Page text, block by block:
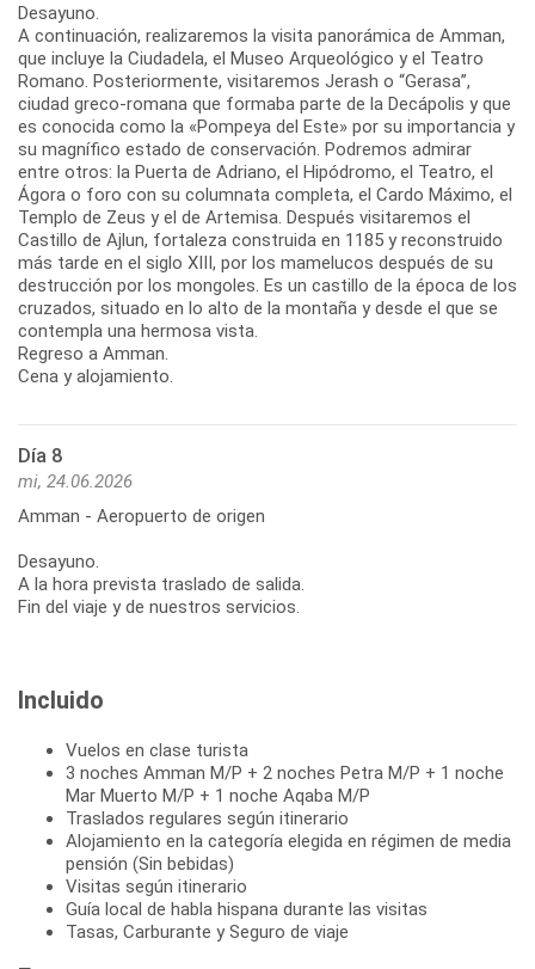
Desayuno.
A continuación, realizaremos la visita panorámica de Amman,
que incluye la Ciudadela, el Museo Arqueológico y el Teatro
Romano. Posteriormente, visitaremos Jerash o “Gerasa”,
ciudad greco-romana que formaba parte de la Decápolis y que
es conocida como la «Pompeya del Este» por su importancia y
su magnífico estado de conservación. Podremos admirar
entre otros: la Puerta de Adriano, el Hipódromo, el Teatro, el
Ágora o foro con su columnata completa, el Cardo Máximo, el
Templo de Zeus y el de Artemisa. Después visitaremos el
Castillo de Ajlun, fortaleza construida en 1185 y reconstruido
más tarde en el siglo XIII, por los mamelucos después de su
destrucción por los mongoles. Es un castillo de la época de los
cruzados, situado en lo alto de la montaña y desde el que se
contempla una hermosa vista.
Regreso a Amman.
Cena y alojamiento.
Día 8
mi, 24.06.2026
Amman - Aeropuerto de origen
Desayuno.
A la hora prevista traslado de salida.
Fin del viaje y de nuestros servicios.
Incluido
Vuelos en clase turista
3 noches Amman M/P + 2 noches Petra M/P + 1 noche
Mar Muerto M/P + 1 noche Aqaba M/P
Traslados regulares según itinerario
Alojamiento en la categoría elegida en régimen de media
pensión (Sin bebidas)
Visitas según itinerario
Guía local de habla hispana durante las visitas
Tasas, Carburante y Seguro de viaje